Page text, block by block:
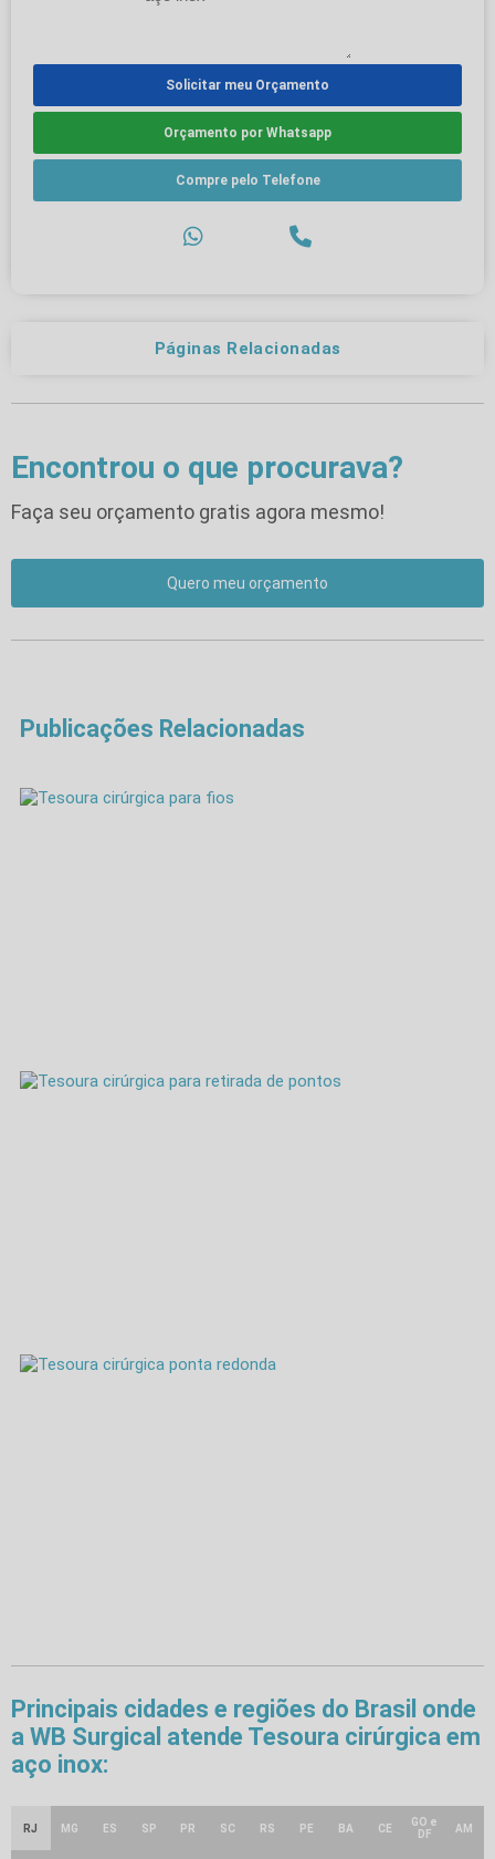
Solicitar meu Orçamento
Orçamento por Whatsapp
Compre pelo Telefone
Páginas Relacionadas
Encontrou o que procurava?
Faça seu orçamento gratis agora mesmo!
Quero meu orçamento
Publicações Relacionadas
Principais cidades e regiões do Brasil onde
a WB Surgical atende Tesoura cirúrgica em
aço inox:
RJ MG ES SP PR SC RS PE BA CE
GO e
DF
AM